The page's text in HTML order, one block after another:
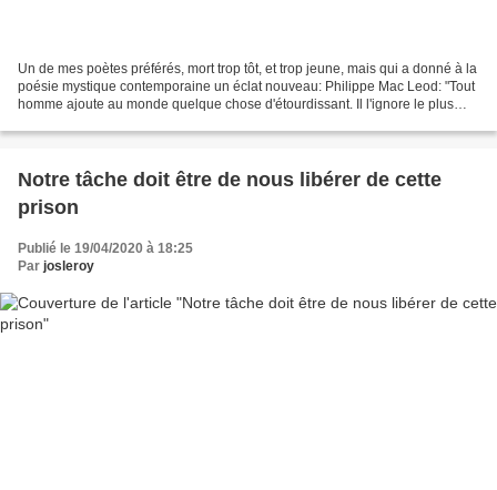
Un de mes poètes préférés, mort trop tôt, et trop jeune, mais qui a donné à la
poésie mystique contemporaine un éclat nouveau: Philippe Mac Leod: "Tout
homme ajoute au monde quelque chose d'étourdissant. Il l'ignore le plus
Notre tâche doit être de nous libérer de cette
prison
Publié le 19/04/2020 à 18:25
Par josleroy